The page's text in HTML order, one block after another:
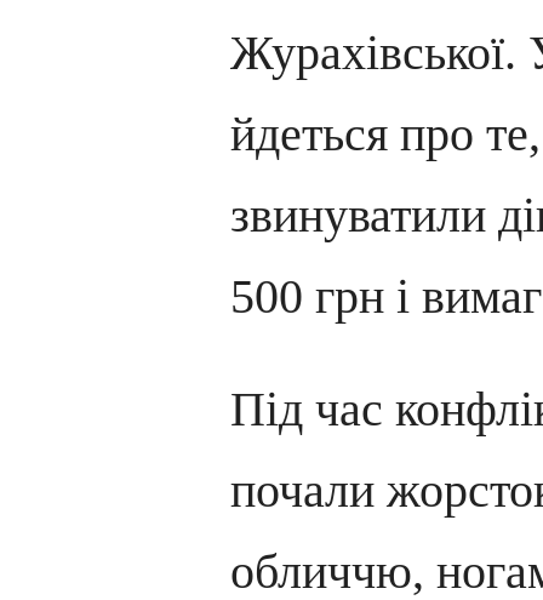
Журахівської.
йдеться про
звинуватили
500 грн і
Під час
почали
обличчю,